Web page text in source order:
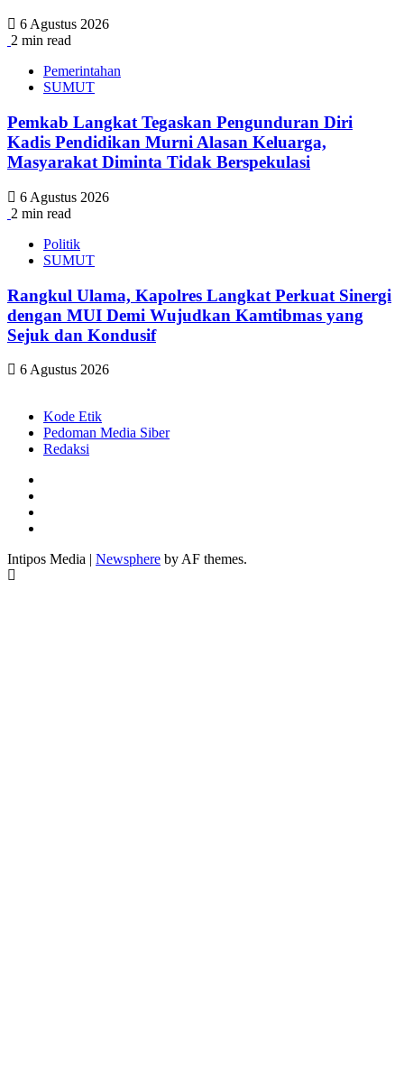
6 Agustus 2026
2 min read
Pemerintahan
SUMUT
Pemkab Langkat Tegaskan Pengunduran Diri
Kadis Pendidikan Murni Alasan Keluarga,
Masyarakat Diminta Tidak Berspekulasi
6 Agustus 2026
2 min read
Politik
SUMUT
Rangkul Ulama, Kapolres Langkat Perkuat Sinergi
dengan MUI Demi Wujudkan Kamtibmas yang
Sejuk dan Kondusif
6 Agustus 2026
Kode Etik
Pedoman Media Siber
Redaksi
Intipos Media | Newsphere by AF themes.